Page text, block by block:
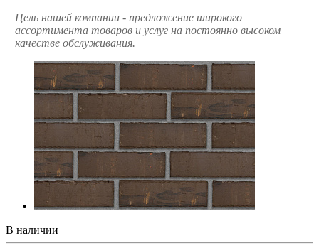
Цель нашей компании - предложение широкого
ассортимента товаров и услуг на постоянно высоком
качестве обслуживания.
В наличии